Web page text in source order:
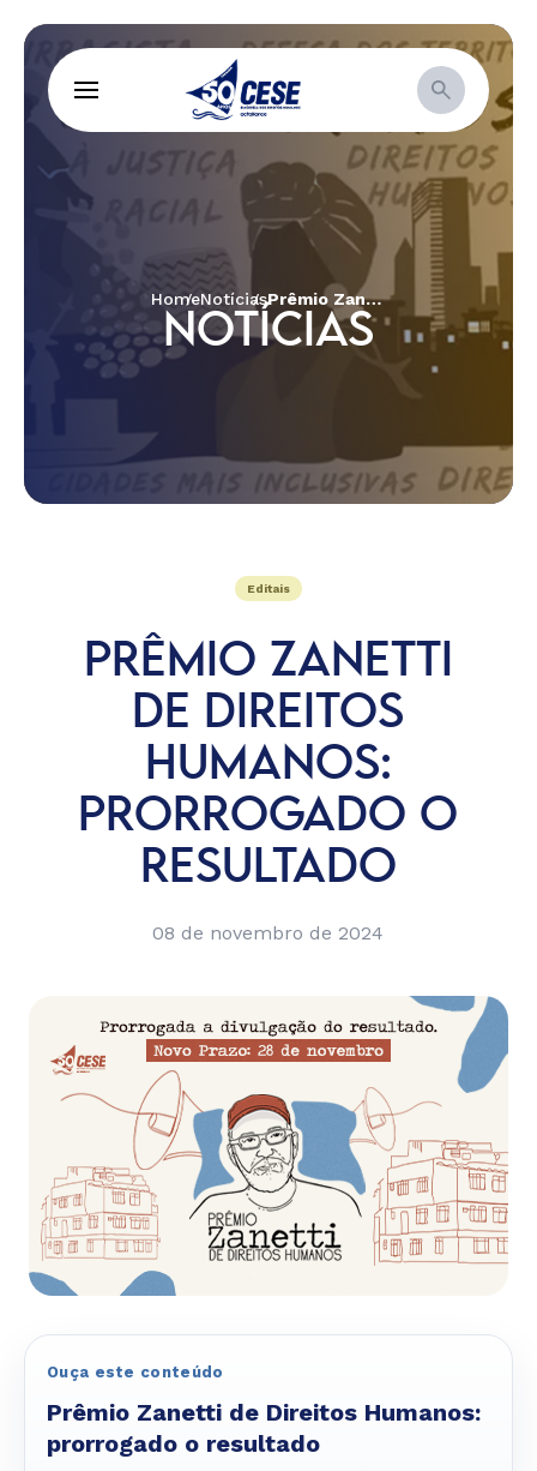
HomeNotícias Prêmio Zanetti de Direitos Humanos: prorrogado o resultado
NOTÍCIAS
Editais
PRÊMIO ZANETTI
DE DIREITOS
HUMANOS:
PRORROGADO O
RESULTADO
08 de novembro de 2024
Ouça este conteúdo
Prêmio Zanetti de Direitos Humanos:
prorrogado o resultado